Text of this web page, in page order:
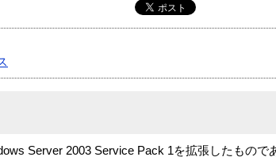
Server 2003 Service Pack 1を拡張したもので